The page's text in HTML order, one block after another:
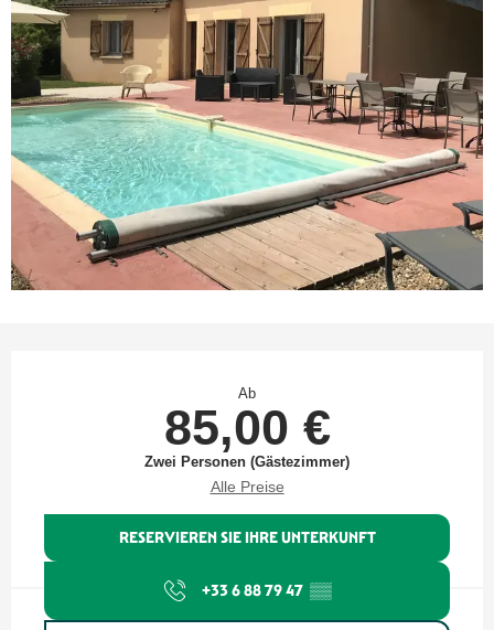
Ab
85,00 €
Zwei Personen (Gästezimmer)
Alle Preise
RESERVIEREN SIE IHRE UNTERKUNFT
+33 6 88 79 47 ▒▒